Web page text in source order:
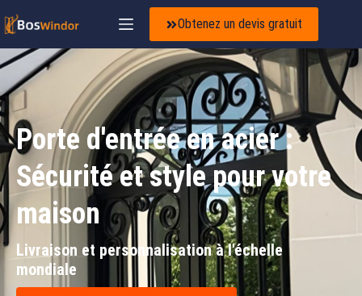
Obtenez un devis gratuit
Porte d'entrée en acier :
Sécurité et style pour votre
maison
Livraison et personnalisation à l'échelle
mondiale